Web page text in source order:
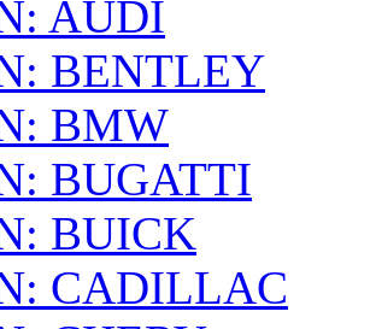
AUDI
BENTLEY
BMW
BUGATTI
BUICK
CADILLAC